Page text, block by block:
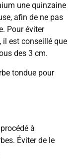
une quinzaine
afin de ne pas
Pour éviter
il est conseillé que
des 3 cm.
tondue pour
à
Éviter de le